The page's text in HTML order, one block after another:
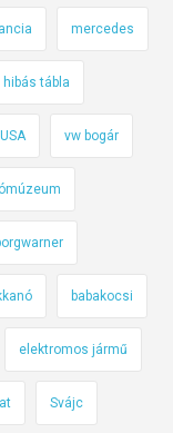
mercedes
hibás tábla
USA vw bogár
babakocsi
elektromos jármű
Svájc